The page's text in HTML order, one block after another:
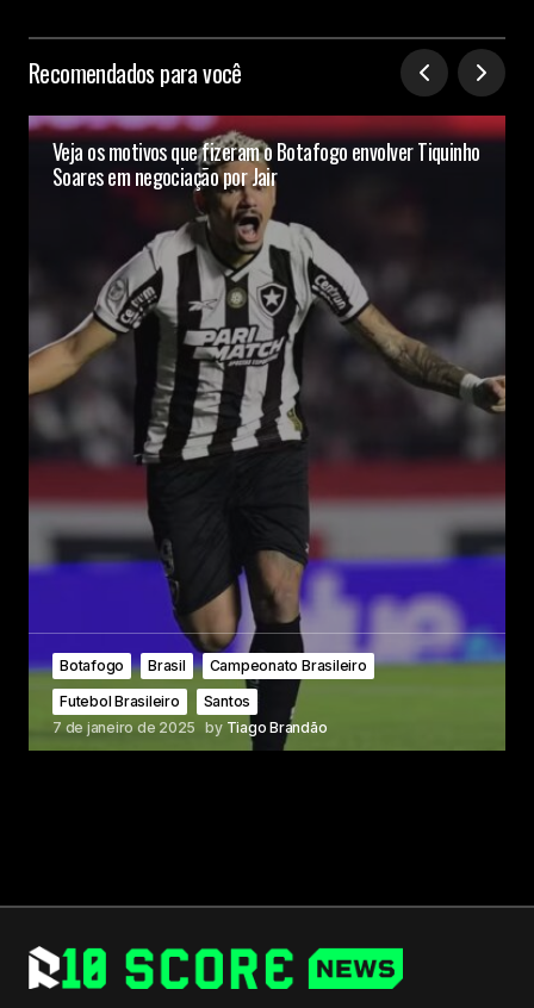
Recomendados para você
Veja os motivos que fizeram o Botafogo envolver Tiquinho
Soares em negociação por Jair
Botafogo Brasil
Campeonato Brasileiro
Futebol Brasileiro
Santos
7 de janeiro de 2025
by Tiago Brandão